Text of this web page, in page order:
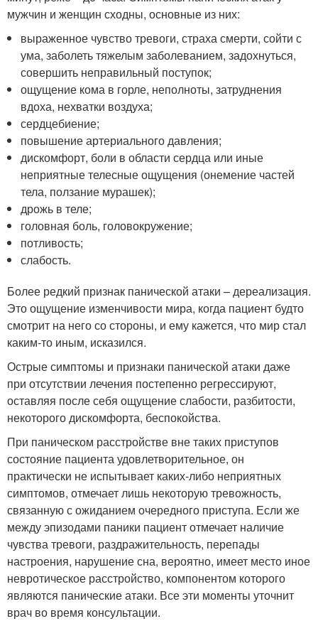
мужчин и женщин сходны, основные из них:
выраженное чувство тревоги, страха смерти, сойти с
ума, заболеть тяжелым заболеванием, задохнуться,
совершить неправильный поступок;
ощущение кома в горле, неполноты, затруднения
вдоха, нехватки воздуха;
сердцебиение;
повышение артериального давления;
дискомфорт, боли в области сердца или иные
неприятные телесные ощущения (онемение частей
тела, ползание мурашек);
дрожь в теле;
головная боль, головокружение;
потливость;
слабость.
Более редкий признак панической атаки – дереализация.
Это ощущение изменчивости мира, когда пациент будто
смотрит на него со стороны, и ему кажется, что мир стал
каким-то иным, исказился.
Острые симптомы и признаки панической атаки даже
при отсутствии лечения постепенно регрессируют,
оставляя после себя ощущение слабости, разбитости,
некоторого дискомфорта, беспокойства.
При паническом расстройстве вне таких приступов
состояние пациента удовлетворительное, он
практически не испытывает каких-либо неприятных
симптомов, отмечает лишь некоторую тревожность,
связанную с ожиданием очередного приступа. Если же
между эпизодами паники пациент отмечает наличие
чувства тревоги, раздражительность, перепады
настроения, нарушение сна, вероятно, имеет место иное
невротическое расстройство, компонентом которого
являются панические атаки. Все эти моменты уточнит
врач во время консультации.